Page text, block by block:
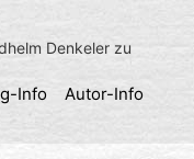
Denkeler zu
Info
Autor-Info